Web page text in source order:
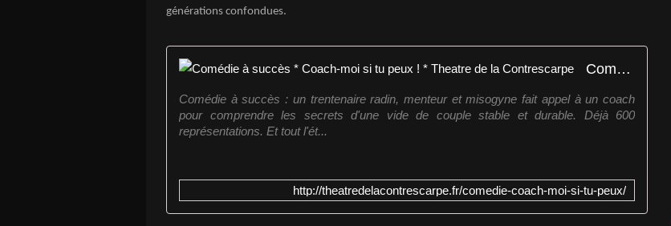
générations confondues.
Comédie à succès * Coach-moi si tu peux ! * Theatre de la Contrescarpe
Comédie à succès : un trentenaire radin, menteur et misogyne fait appel à un coach
pour comprendre les secrets d'une vide de couple stable et durable. Déjà 600
représentations. Et tout l'ét...
http://theatredelacontrescarpe.fr/comedie-coach-moi-si-tu-peux/